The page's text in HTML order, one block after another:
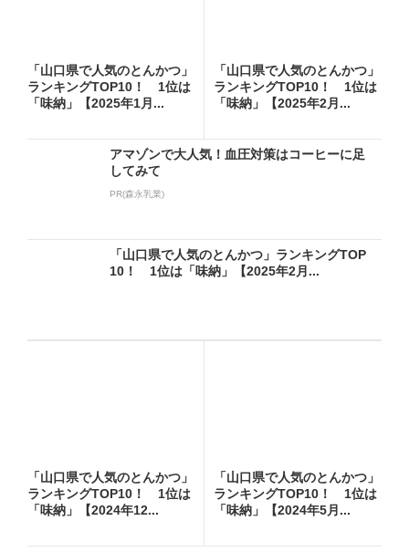
「山口県で人気のとんかつ」
ランキングTOP10！ 1位は
「味納」【2025年1月...
「山口県で人気のとんかつ」
ランキングTOP10！ 1位は
「味納」【2025年2月...
アマゾンで大人気！血圧対策はコーヒーに足
してみて
PR(森永乳業)
「山口県で人気のとんかつ」ランキングTOP
10！ 1位は「味納」【2025年2月...
「山口県で人気のとんかつ」
ランキングTOP10！ 1位は
「味納」【2024年12...
「山口県で人気のとんかつ」
ランキングTOP10！ 1位は
「味納」【2024年5月...